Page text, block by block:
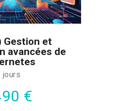
Gestion et
avancées de
jours
€